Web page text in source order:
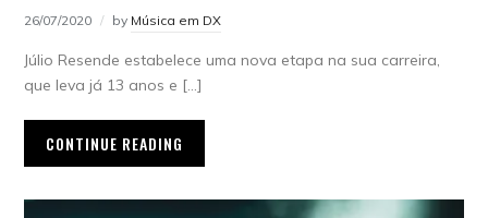
26/07/2020 by Música em DX
Júlio Resende estabelece uma nova etapa na sua carreira,
que leva já 13 anos e […]
CONTINUE READING